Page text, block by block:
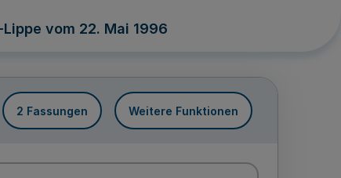
vom 22. Mai 1996
2 Fassungen Weitere Funktionen